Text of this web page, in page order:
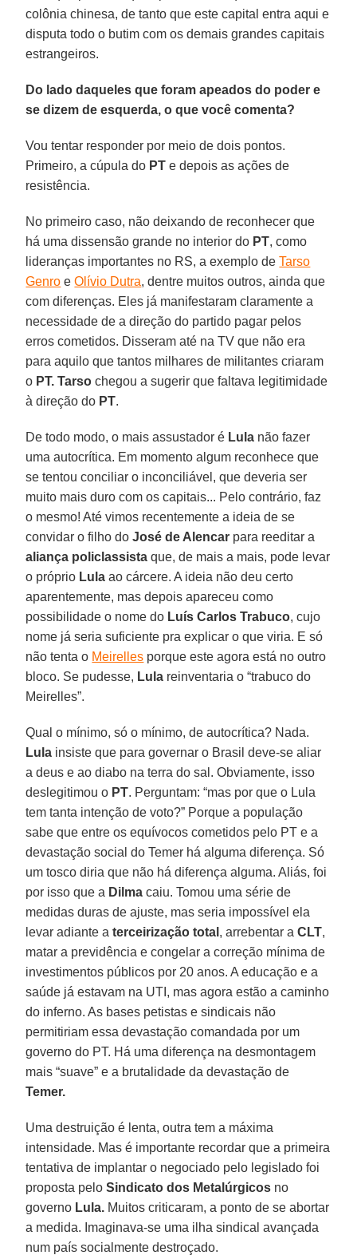
colônia chinesa, de tanto que este capital entra aqui e
disputa todo o butim com os demais grandes capitais
estrangeiros.
Do lado daqueles que foram apeados do poder e
se dizem de esquerda, o que você comenta?
Vou tentar responder por meio de dois pontos.
Primeiro, a cúpula do PT e depois as ações de
resistência.
No primeiro caso, não deixando de reconhecer que
há uma dissensão grande no interior do PT, como
lideranças importantes no RS, a exemplo deTarso
Genro eOlívio Dutra, dentre muitos outros, ainda que
com diferenças. Eles já manifestaram claramente a
necessidade de a direção do partido pagar pelos
erros cometidos. Disseram até na TV que não era
para aquilo que tantos milhares de militantes criaram
o PT. Tarso chegou a sugerir que faltava legitimidade
à direção do PT.
De todo modo, o mais assustador é Lula não fazer
uma autocrítica. Em momento algum reconhece que
se tentou conciliar o inconciliável, que deveria ser
muito mais duro com os capitais... Pelo contrário, faz
o mesmo! Até vimos recentemente a ideia de se
convidar o filho doJosé de Alencar para reeditar a
aliança policlassista que, de mais a mais, pode levar
o próprio Lula ao cárcere. A ideia não deu certo
aparentemente, mas depois apareceu como
possibilidade o nome do Luís Carlos Trabuco, cujo
nome já seria suficiente pra explicar o que viria. E só
não tenta o Meirelles porque este agora está no outro
bloco. Se pudesse, Lula reinventaria o “trabuco do
Meirelles”.
Qual o mínimo, só o mínimo, de autocrítica? Nada.
Lula insiste que para governar o Brasil deve-se aliar
a deus e ao diabo na terra do sal. Obviamente, isso
deslegitimou o PT. Perguntam: “mas por que o Lula
tem tanta intenção de voto?” Porque a população
sabe que entre os equívocos cometidos pelo PT e a
devastação social do Temer há alguma diferença. Só
um tosco diria que não há diferença alguma. Aliás, foi
por isso que a Dilma caiu. Tomou uma série de
medidas duras de ajuste, mas seria impossível ela
levar adiante aterceirização total , arrebentar aCLT,
matar a previdência e congelar a correção mínima de
investimentos públicos por 20 anos. A educação e a
saúde já estavam na UTI, mas agora estão a caminho
do inferno. As bases petistas e sindicais não
permitiriam essa devastação comandada por um
governo do PT. Há uma diferença na desmontagem
mais “suave” e a brutalidade da devastação de
Temer.
Uma destruição é lenta, outra tem a máxima
intensidade. Mas é importante recordar que a primeira
tentativa de implantar o negociado pelo legislado foi
proposta peloSindicato dos Metalúrgicos no
governo Lula. Muitos criticaram, a ponto de se abortar
a medida. Imaginava-se uma ilha sindical avançada
num país socialmente destroçado.